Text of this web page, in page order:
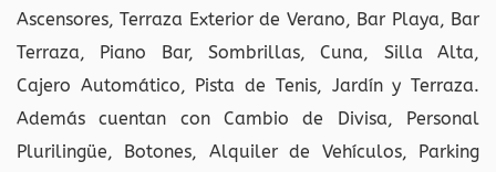
Ascensores, Terraza Exterior de Verano, Bar Playa, Bar
Terraza, Piano Bar, Sombrillas, Cuna, Silla Alta,
Cajero Automático, Pista de Tenis, Jardín y Terraza.
Además cuentan con Cambio de Divisa, Personal
Plurilingüe, Botones, Alquiler de Vehículos, Parking